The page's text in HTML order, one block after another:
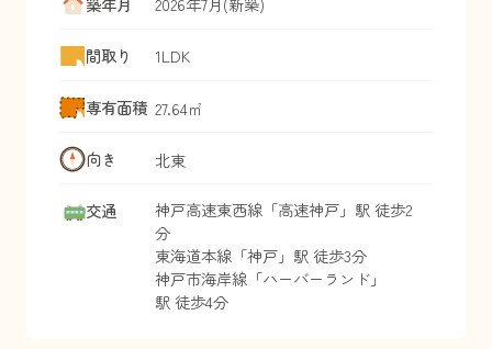
間取り 1LDK
専有面積 27.64㎡
向き 北東
交通 神戸高速東西線「高速神戸」駅 徒歩2
分
東海道本線「神戸」駅 徒歩3分
神戸市海岸線「ハーバーランド」
駅 徒歩4分